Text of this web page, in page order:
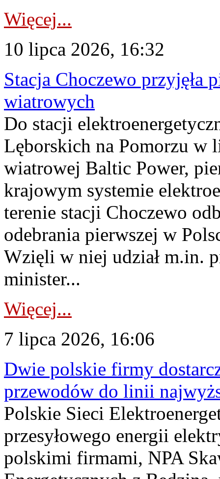
Więcej...
10 lipca 2026, 16:32
Stacja Choczewo przyjęła
wiatrowych
Do stacji
Lęborskich na Pomorzu w
wiatrowej Baltic Power,
krajowym systemie
terenie stacji Choczewo
odebrania pierwszej w
Wzięli w niej udział m.in.
minister...
Więcej...
7 lipca 2026, 16:06
Dwie polskie firmy
przewodów do linii
Polskie Sieci
przesyłowego energii
polskimi firmami, NPA